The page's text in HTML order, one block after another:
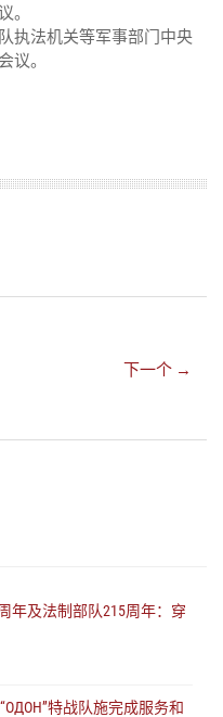
。
执法机关等军事部门中央
议。
下一个 →
年及法制部队215周年：穿
特战队施完成服务和